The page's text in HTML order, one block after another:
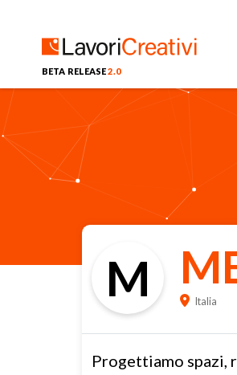
BETA RELEASE2.0
M Italia
Progettiamo spazi,